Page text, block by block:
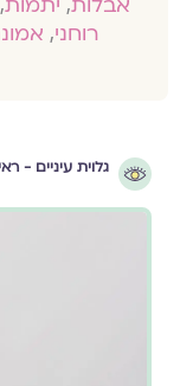
רוחני,
גלוית עיניים -